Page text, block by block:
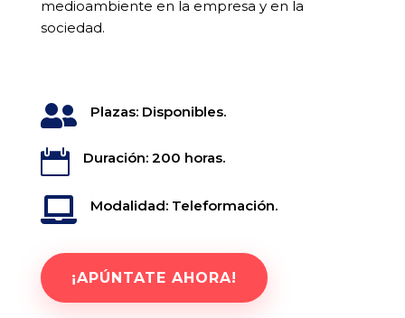
medioambiente en la empresa y en la
sociedad.
 Plazas: Disponibles.
 Duración: 200 horas.
 Modalidad: Teleformación.
¡APÚNTATE AHORA!